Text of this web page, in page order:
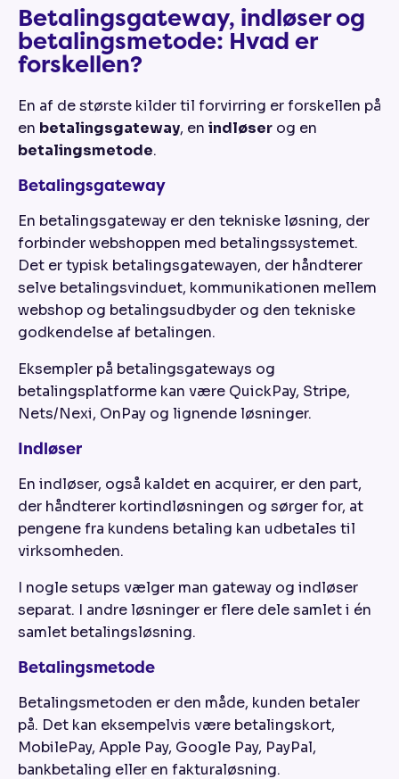
Betalingsgateway, indløser og
betalingsmetode: Hvad er
forskellen?
En af de største kilder til forvirring er forskellen på
en betalingsgateway, en indløser og en
betalingsmetode.
Betalingsgateway
En betalingsgateway er den tekniske løsning, der
forbinder webshoppen med betalingssystemet.
Det er typisk betalingsgatewayen, der håndterer
selve betalingsvinduet, kommunikationen mellem
webshop og betalingsudbyder og den tekniske
godkendelse af betalingen.
Eksempler på betalingsgateways og
betalingsplatforme kan være QuickPay, Stripe,
Nets/Nexi, OnPay og lignende løsninger.
Indløser
En indløser, også kaldet en acquirer, er den part,
der håndterer kortindløsningen og sørger for, at
pengene fra kundens betaling kan udbetales til
virksomheden.
I nogle setups vælger man gateway og indløser
separat. I andre løsninger er flere dele samlet i én
samlet betalingsløsning.
Betalingsmetode
Betalingsmetoden er den måde, kunden betaler
på. Det kan eksempelvis være betalingskort,
MobilePay, Apple Pay, Google Pay, PayPal,
bankbetaling eller en fakturaløsning.